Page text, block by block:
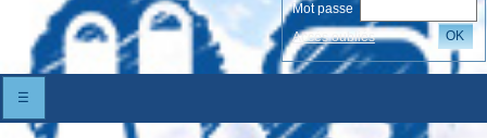
Mot passe
Accés oubliés
OK
☰